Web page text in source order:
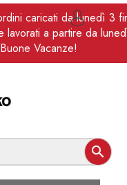
caricati da lunedì 3
lavorati a partire da
Vacanze!
